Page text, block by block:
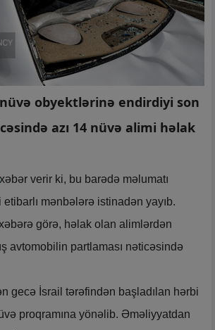
obyektlərinə endirdiyi son
azı 14 nüvə alimi həlak
xəbər verir ki, bu barədə məlumatı
etibarlı mənbələrə istinadən yayıb.
görə, həlak olan alimlərdən
avtomobilin partlaması nəticəsində
gecə İsrail tərəfindən başladılan hərbi
proqramına yönəlib. Əməliyyatdan